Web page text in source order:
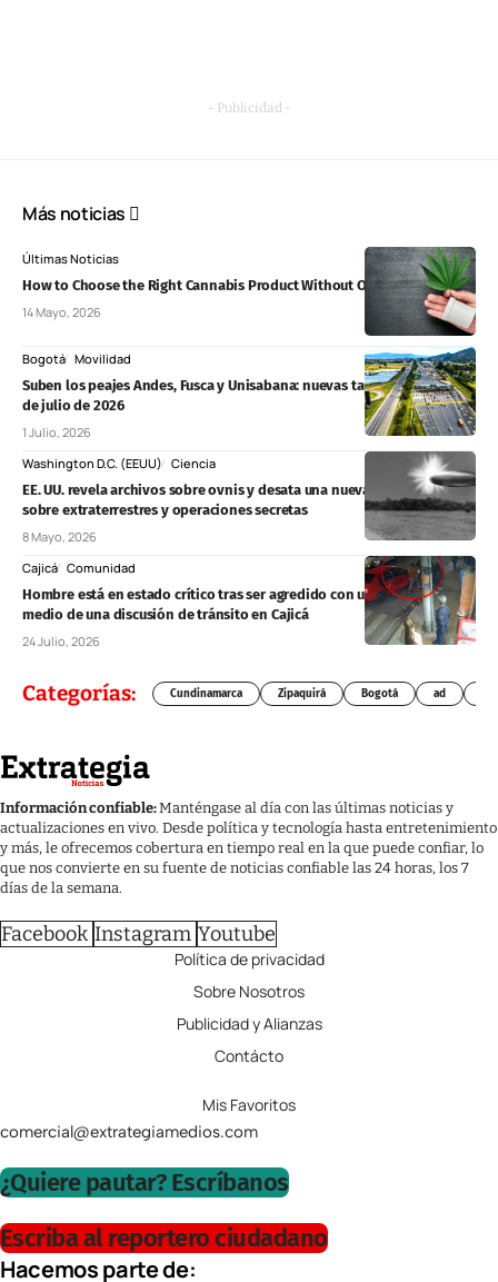
- Publicidad -
Más noticias
Últimas Noticias
How to Choose the Right Cannabis Product Without Overthinking It
14 Mayo, 2026
Bogotá Movilidad
Suben los peajes Andes, Fusca y Unisabana: nuevas tarifas desde este 1
de julio de 2026
1 Julio, 2026
Washington D.C. (EEUU) Ciencia
EE. UU. revela archivos sobre ovnis y desata una nueva ola de teorías
sobre extraterrestres y operaciones secretas
8 Mayo, 2026
Cajicá Comunidad
Hombre está en estado crítico tras ser agredido con una varilla en
medio de una discusión de tránsito en Cajicá
24 Julio, 2026
Categorías: Cundinamarca Zipaquirá Bogotá ad
Información confiable:Manténgase al día con las últimas noticias y
actualizaciones en vivo. Desde política y tecnología hasta entretenimiento
y más, le ofrecemos cobertura en tiempo real en la que puede confiar, lo
que nos convierte en su fuente de noticias confiable las 24 horas, los 7
días de la semana.
Facebook Instagram Youtube
Política de privacidad
Sobre Nosotros
Publicidad y Alianzas
Contácto
Mis Favoritos
comercial@extrategiamedios.com
¿Quiere pautar? Escríbanos
Escriba al reportero ciudadano
Hacemos parte de: